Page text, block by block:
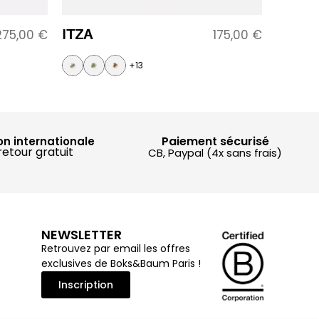
€ ITZA 175,00 €
+13
internationale
gratuit
Paiement sécurisé
CB, Paypal (4x sans frais)
NEWSLETTER
Retrouvez par email les offres
exclusives de Boks&Baum Paris !
Inscription